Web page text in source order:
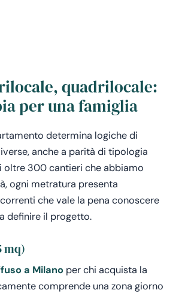
quadrilocale:
per una famiglia
determina logiche di
anche a parità di tipologia
oltre 300 cantieri che abbiamo
ogni metratura presenta
che vale la pena conoscere
definire il progetto.
mq)
a Milano per chi acquista la
comprende una zona giorno